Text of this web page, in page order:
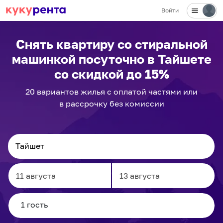
Войти
Снять квартиру со стиральной
машинкой посуточно в Тайшете
со скидкой до 15%
20 вариантов жилья с оплатой частями или
в рассрочку без комиссии
Navigate
forward
to
Navigate
to